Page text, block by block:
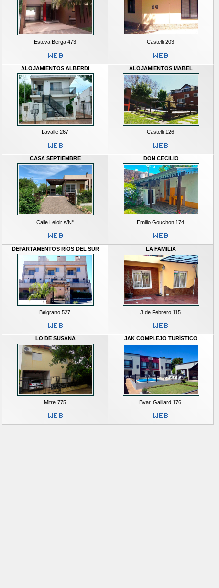
Esteva Berga 473 Castelli 203
ALOJAMIENTOS ALBERDI
Lavalle 267
ALOJAMIENTOS MABEL
Castelli 126
CASA SEPTIEMBRE
Calle Leloir s/N°
DON CECILIO
Emilio Gouchon 174
DEPARTAMENTOS RÍOS DEL SUR
Belgrano 527
LA FAMILIA
3 de Febrero 115
LO DE SUSANA
Mitre 775
JAK COMPLEJO TURÍSTICO
Bvar. Gaillard 176